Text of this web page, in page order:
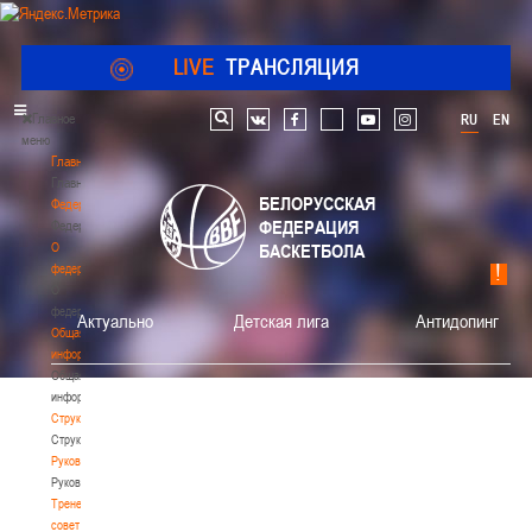
LIVE ТРАНСЛЯЦИЯ
Главное
меню
Главная
Главная
Федерация
Федерация
О
федерации
федерации
Общая
информация
Общая
информация
Структура
Структура
Руководство
Руководство
Тренерский
совет
RU EN
Поиск по сайту
vk facebook youtube instagram
БЕЛОРУССКАЯ
ФЕДЕРАЦИЯ
БАСКЕТБОЛА
Актуально Детская лига Антидопинг